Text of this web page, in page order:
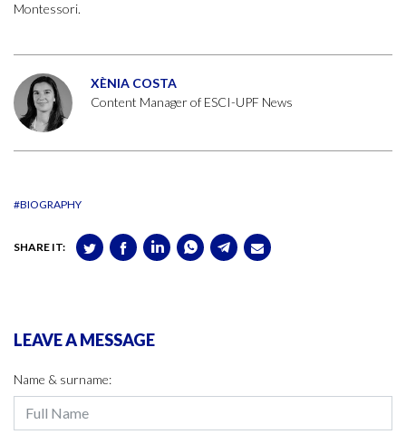
Montessori.
XÈNIA COSTA
Content Manager of ESCI-UPF News
#BIOGRAPHY
SHARE IT:
LEAVE A MESSAGE
Name & surname: